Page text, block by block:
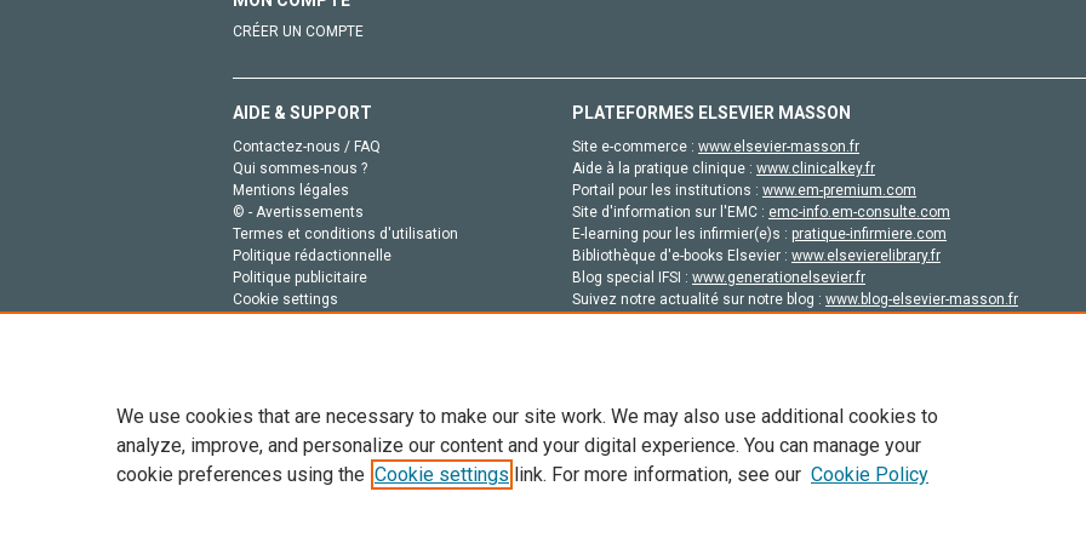
CRÉER UN COMPTE
AIDE & SUPPORT
Contactez-nous / FAQ
Qui sommes-nous ?
Mentions légales
© - Avertissements
Termes et conditions d'utilisation
Politique rédactionnelle
Politique publicitaire
Cookie settings
PLATEFORMES ELSEVIER MASSON
Site e-commerce : www.elsevier-masson.fr
Aide à la pratique clinique : www.clinicalkey.fr
Portail pour les institutions : www.em-premium.com
Site d'information sur l'EMC : emc-info.em-consulte.com
E-learning pour les infirmier(e)s : pratique-infirmiere.com
Bibliothèque d'e-books Elsevier : www.elsevierelibrary.fr
Blog special IFSI : www.generationelsevier.fr
Suivez notre actualité sur notre blog : www.blog-elsevier-masson.fr
Tout le contenu de ce site: Copyright © 2026 Elsevier, ses concédants de licence et ses contributeurs. Tout les droits sont réservés,
de données, a la formation en IA et aux technologies similaires. Pour tout contenu en libre accès, les conditions de licence
We use cookies that are necessary to make our site work. We may also use additional cookies to
analyze, improve, and personalize our content and your digital experience. You can manage your
cookie preferences using the Cookie settings link. For more information, see our Cookie Policy